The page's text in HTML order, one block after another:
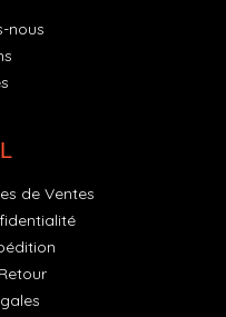
nous
de Ventes